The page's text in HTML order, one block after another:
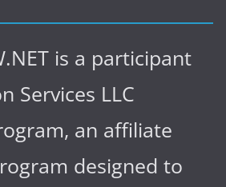
is a participant
Services LLC
an affiliate
designed to